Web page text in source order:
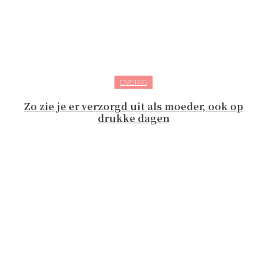
OVERIG
Zo zie je er verzorgd uit als moeder, ook op
drukke dagen